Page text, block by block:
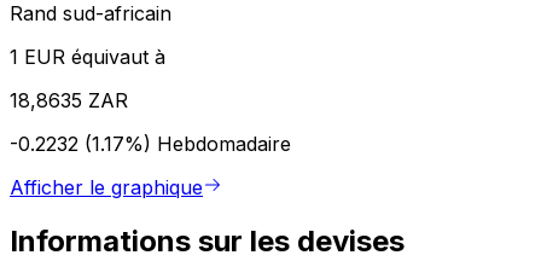
Rand sud-africain
1 EUR équivaut à
18,8635 ZAR
-0.2232 (1.17%) Hebdomadaire
Afficher le graphique
Informations sur les devises